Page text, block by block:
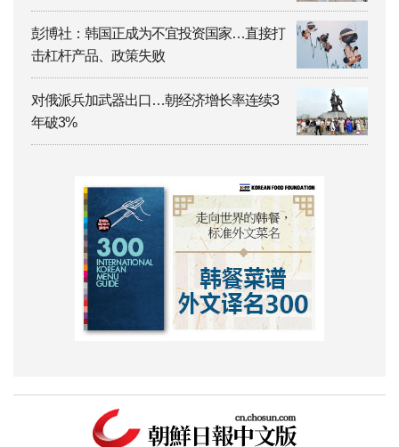
彭博社：韩国正成为不宜投资国家…直接打
击杠杆产品、政策失败
对俄派兵加武器出口…朝经济增长率连续3
年破3%